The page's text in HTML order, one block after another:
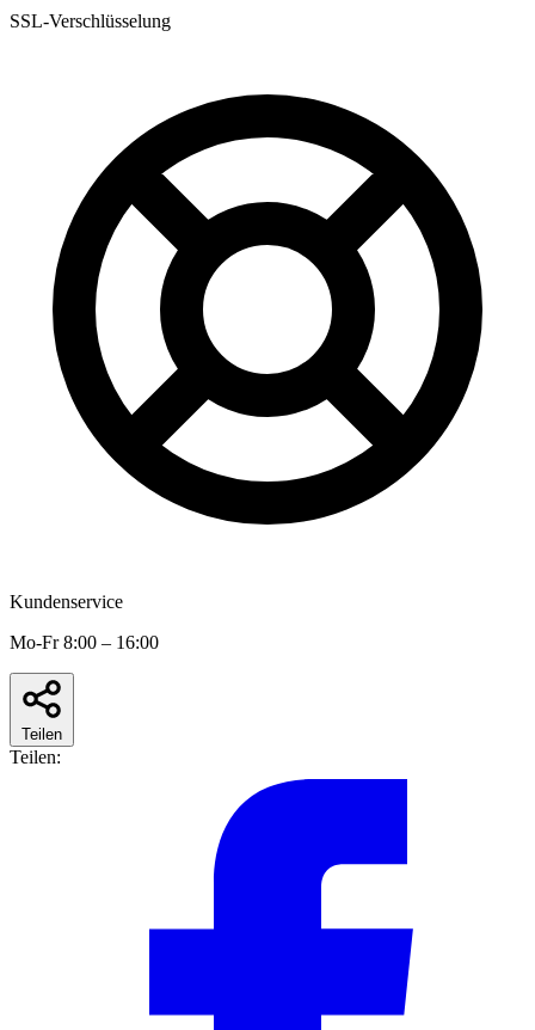
SSL-Verschlüsselung
Kundenservice
Mo-Fr 8:00 – 16:00
Teilen
Teilen: